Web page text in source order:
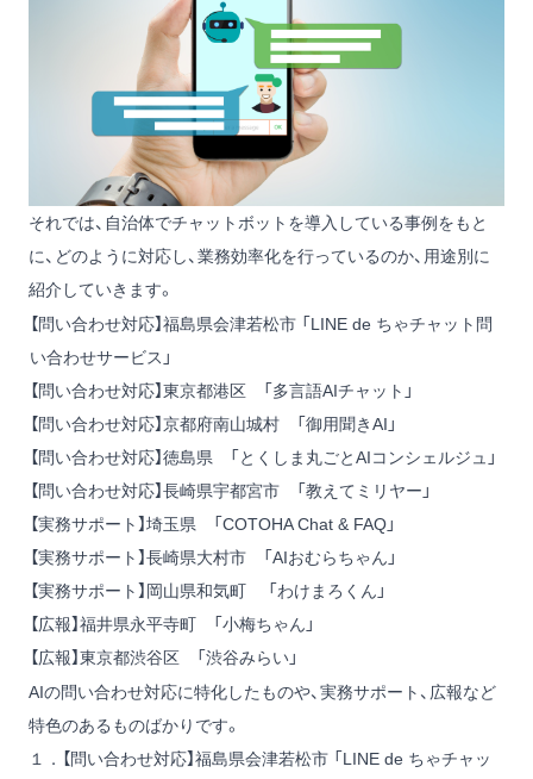
それでは、自治体でチャットボットを導入している事例をもと
に、どのように対応し、業務効率化を行っているのか、用途別に
紹介していきます。
【問い合わせ対応】福島県会津若松市 「LINE de ちゃチャット問
い合わせサービス」
【問い合わせ対応】東京都港区 「多言語AIチャット」
【問い合わせ対応】京都府南山城村 「御用聞きAI」
【問い合わせ対応】徳島県 「とくしま丸ごとAIコンシェルジュ」
【問い合わせ対応】長崎県宇都宮市 「教えてミリヤー」
【実務サポート】埼玉県 「COTOHA Chat & FAQ」
【実務サポート】長崎県大村市 「AIおむらちゃん」
【実務サポート】岡山県和気町 「わけまろくん」
【広報】福井県永平寺町 「小梅ちゃん」
【広報】東京都渋谷区 「渋谷みらい」
AIの問い合わせ対応に特化したものや、実務サポート、広報など
特色のあるものばかりです。
１．【問い合わせ対応】福島県会津若松市 「LINE de ちゃチャッ